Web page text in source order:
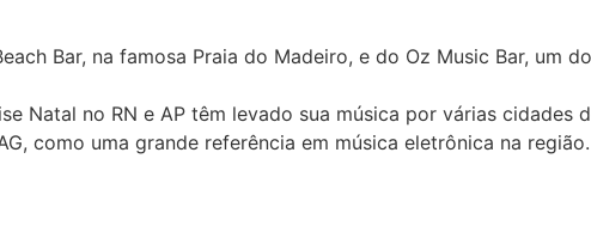
Bar, na famosa Praia do Madeiro, e do Oz Music Bar, um
Natal no RN e AP têm levado sua música por várias
como uma grande referência em música eletrônica na região.